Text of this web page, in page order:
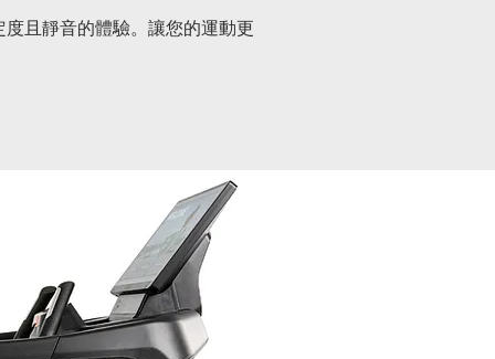
且靜音的體驗。讓您的運動更